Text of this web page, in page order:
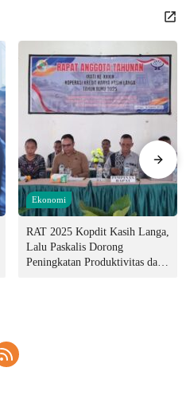
Ekonomi
RAT 2025 Kopdit Kasih Langa,
Lalu Paskalis Dorong
Peningkatan Produktivitas dan